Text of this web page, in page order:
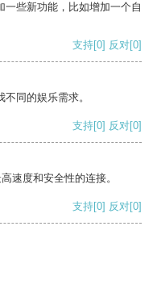
些新功能，比如增加一个自
支持[0] 反对[0]
同的娱乐需求。
支持[0] 反对[0]
速度和安全性的连接。
支持[0] 反对[0]